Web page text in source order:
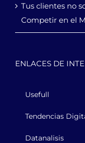
Tus clientes no
Competir en el
ENLACES DE
Usefull
Tendencias
Datanalisis